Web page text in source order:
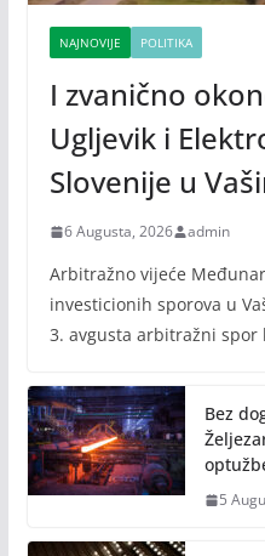
NAJNOVIJE POLITIKA
I zvanično
Ugljevik i
Slovenije u
6 Augusta, 2026 admin
Arbitražno vijeće
investicionih sporova u
3. avgusta arbitražni spor
Bez
5